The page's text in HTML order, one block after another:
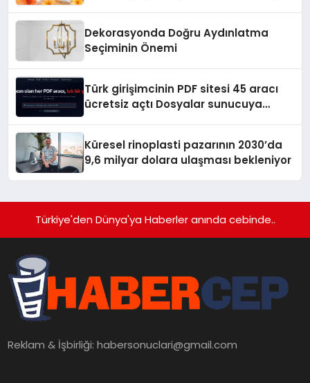
Dekorasyonda Doğru Aydınlatma
Seçiminin Önemi
Türk girişimcinin PDF sitesi 45 aracı
ücretsiz açtı Dosyalar sunucuya
Küresel rinoplasti pazarının 2030’da
9,6 milyar dolara ulaşması bekleniyor
Türkiye'den Dünya'ya Haberler anında cebinde..
Reklam & İşbirliği:habersonuclari@gmail.com